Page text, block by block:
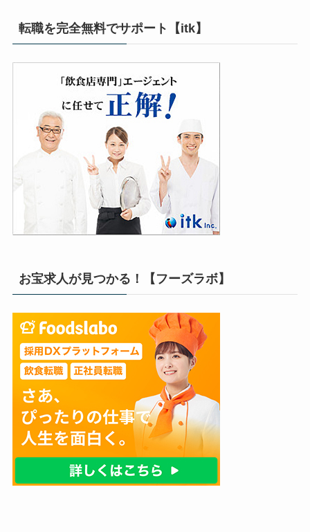
転職を完全無料でサポート【itk】
お宝求人が見つかる！【フーズラボ】